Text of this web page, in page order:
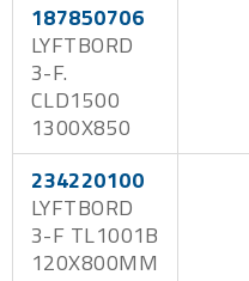
187850706
LYFTBORD
3-F.
CLD1500
1300X850
234220100
LYFTBORD
3-F TL1001B
120X800MM